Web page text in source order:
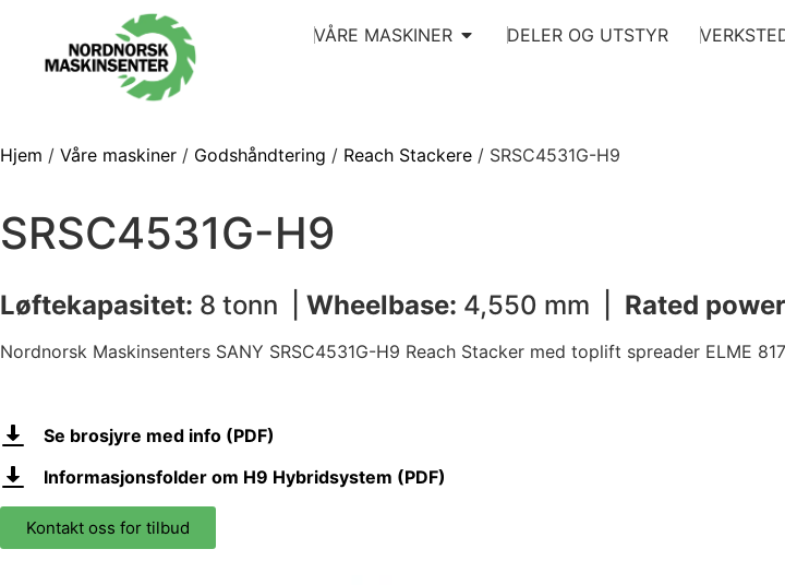
VÅRE MASKINER DELER OG UTSTYR
Hjem / Våre maskiner / Godshåndtering / Reach Stackere / SRSC4531G-H9
SRSC4531G-H9
Løftekapasitet: 8 tonn | Wheelbase: 4,550 mm | Rated
Nordnorsk Maskinsenters SANY SRSC4531G-H9 Reach Stacker med toplift spreader ELME
Se brosjyre med info (PDF)
Informasjonsfolder om H9 Hybridsystem (PDF)
Kontakt oss for tilbud